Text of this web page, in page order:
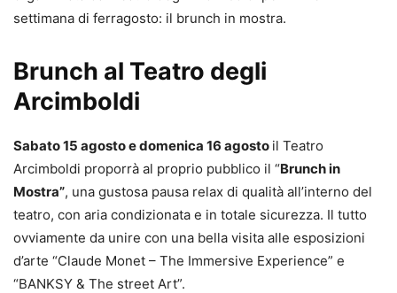
settimana di ferragosto: il brunch in mostra.
Brunch al Teatro degli
Arcimboldi
Sabato 15 agosto e domenica 16 agosto il Teatro
Arcimboldi proporrà al proprio pubblico il “Brunch in
Mostra”, una gustosa pausa relax di qualità all’interno del
teatro, con aria condizionata e in totale sicurezza. Il tutto
ovviamente da unire con una bella visita alle esposizioni
d’arte “Claude Monet – The Immersive Experience” e
“BANKSY & The street Art”.